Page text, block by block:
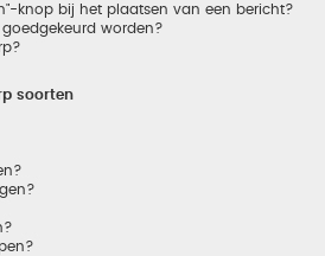
knop bij het plaatsen van een bericht?
worden?
soorten